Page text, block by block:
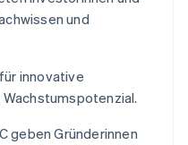
und
innovative
geben Gründerinnen